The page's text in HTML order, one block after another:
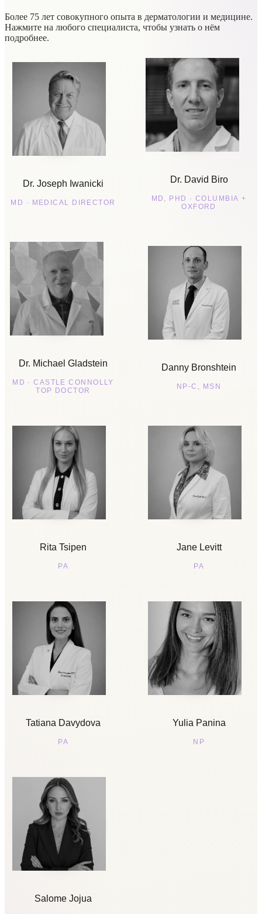
Более 75 лет совокупного опыта в дерматологии и медицине.
Нажмите на любого специалиста, чтобы узнать о нём
подробнее.
Dr. Joseph Iwanicki
MD · MEDICAL DIRECTOR
Dr. David Biro
MD, PHD · COLUMBIA +
OXFORD
Dr. Michael Gladstein
MD · CASTLE CONNOLLY
TOP DOCTOR
Danny Bronshtein
NP-C, MSN
Rita Tsipen
PA
Jane Levitt
PA
Tatiana Davydova
PA
Yulia Panina
NP
Salome Jojua